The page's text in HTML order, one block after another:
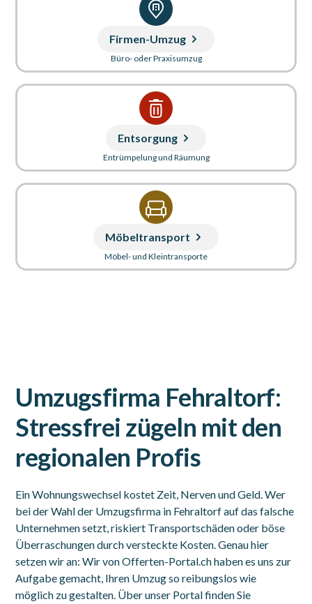
Firmen-Umzug
Büro- oder Praxisumzug
Entsorgung
Entrümpelung und Räumung
Möbeltransport
Möbel- und Kleintransporte
Umzugsfirma Fehraltorf:
Stressfrei zügeln mit den
regionalen Profis
Ein Wohnungswechsel kostet Zeit, Nerven und Geld. Wer
bei der Wahl der Umzugsfirma in Fehraltorf auf das falsche
Unternehmen setzt, riskiert Transportschäden oder böse
Überraschungen durch versteckte Kosten. Genau hier
setzen wir an: Wir von Offerten-Portal.ch haben es uns zur
Aufgabe gemacht, Ihren Umzug so reibungslos wie
möglich zu gestalten. Über unser Portal finden Sie